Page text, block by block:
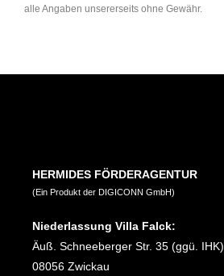
alle Angaben unsererseits ohne Gewähr.
HERMIDES FÖRDERAGENTUR
(Ein Produkt der DIGICONN GmbH)
Niederlassung Villa Falck:
Äuß. Schneeberger Str. 35 (ggü. IHK)
08056 Zwickau